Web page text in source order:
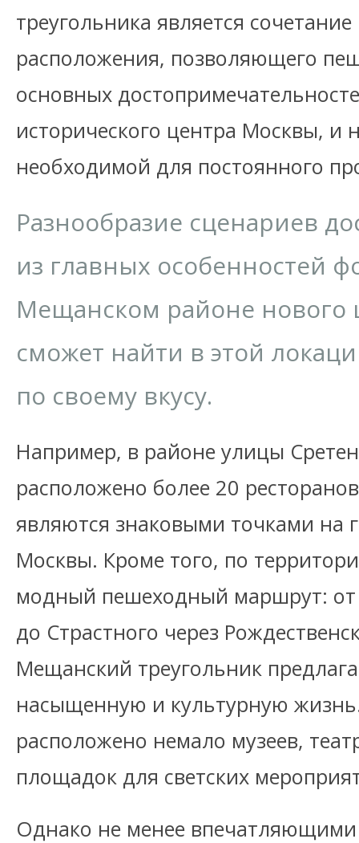
треугольника является
расположения, позволяющего
основных
исторического центра Москвы, и
необходимой для постоянного
Разнообразие сценариев
из главных особенностей
Мещанском районе нового
сможет найти в этой
по своему вкусу.
Например, в районе улицы
расположено более 20
являются знаковыми точками на
Москвы. Кроме того, по
модный пешеходный маршрут: от
до Страстного через
Мещанский треугольник
насыщенную и культурную
расположено немало музеев,
площадок для светских
Однако не менее впечатляющими